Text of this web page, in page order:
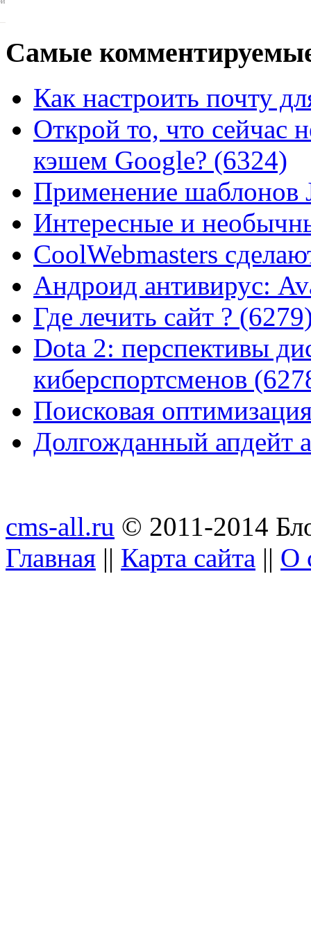
Самые
Как настроить почту
Открой то, что сейчас
кэшем Google? (6324)
Применение шаблонов
Интересные и
CoolWebmasters
Андроид антивирус:
Где лечить сайт ?
Dota 2: перспективы
киберспортсменов
Поисковая
Долгожданный апдейт
cms-all.ru © 2011-2014
Главная || Карта сайта || О